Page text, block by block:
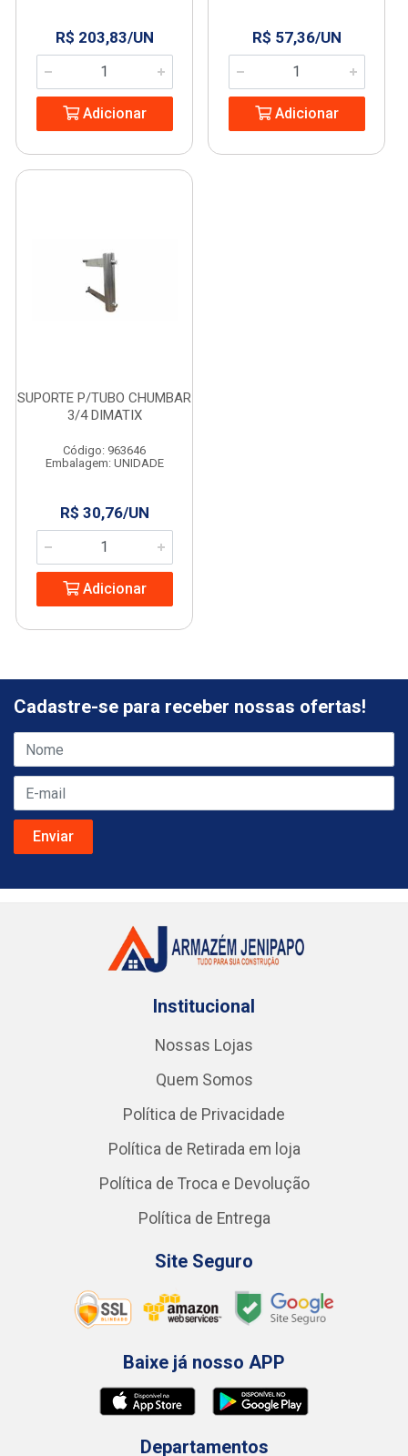
R$ 203,83/UN
Adicionar
R$ 57,36/UN
Adicionar
SUPORTE P/TUBO CHUMBAR
3/4 DIMATIX
Código: 963646
Embalagem: UNIDADE
R$ 30,76/UN
Adicionar
Cadastre-se para receber nossas ofertas!
Institucional
Nossas Lojas
Quem Somos
Política de Privacidade
Política de Retirada em loja
Política de Troca e Devolução
Política de Entrega
Site Seguro
Baixe já nosso APP
Departamentos